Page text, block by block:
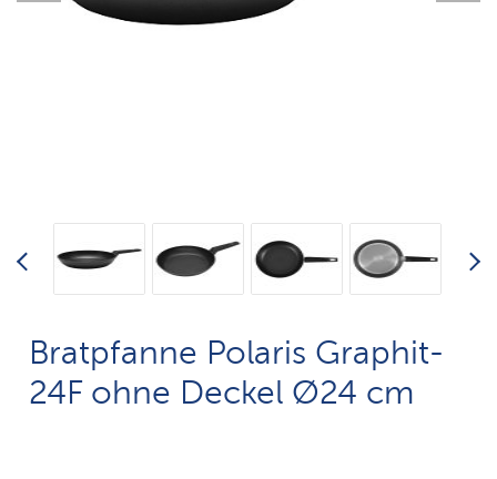
Bratpfanne Polaris Graphit-
24F ohne Deckel Ø24 cm